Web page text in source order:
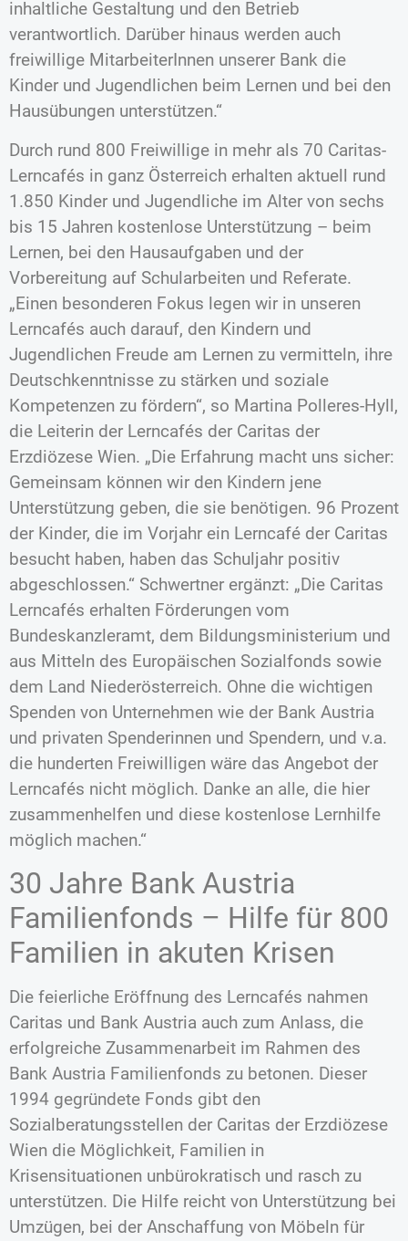
inhaltliche Gestaltung und den Betrieb
verantwortlich. Darüber hinaus werden auch
freiwillige MitarbeiterInnen unserer Bank die
Kinder und Jugendlichen beim Lernen und bei den
Hausübungen unterstützen.“
Durch rund 800 Freiwillige in mehr als 70 Caritas-
Lerncafés in ganz Österreich erhalten aktuell rund
1.850 Kinder und Jugendliche im Alter von sechs
bis 15 Jahren kostenlose Unterstützung – beim
Lernen, bei den Hausaufgaben und der
Vorbereitung auf Schularbeiten und Referate.
„Einen besonderen Fokus legen wir in unseren
Lerncafés auch darauf, den Kindern und
Jugendlichen Freude am Lernen zu vermitteln, ihre
Deutschkenntnisse zu stärken und soziale
Kompetenzen zu fördern“, so Martina Polleres-Hyll,
die Leiterin der Lerncafés der Caritas der
Erzdiözese Wien. „Die Erfahrung macht uns sicher:
Gemeinsam können wir den Kindern jene
Unterstützung geben, die sie benötigen. 96 Prozent
der Kinder, die im Vorjahr ein Lerncafé der Caritas
besucht haben, haben das Schuljahr positiv
abgeschlossen.“ Schwertner ergänzt: „Die Caritas
Lerncafés erhalten Förderungen vom
Bundeskanzleramt, dem Bildungsministerium und
aus Mitteln des Europäischen Sozialfonds sowie
dem Land Niederösterreich. Ohne die wichtigen
Spenden von Unternehmen wie der Bank Austria
und privaten Spenderinnen und Spendern, und v.a.
die hunderten Freiwilligen wäre das Angebot der
Lerncafés nicht möglich. Danke an alle, die hier
zusammenhelfen und diese kostenlose Lernhilfe
möglich machen.“
30 Jahre Bank Austria
Familienfonds – Hilfe für 800
Familien in akuten Krisen
Die feierliche Eröffnung des Lerncafés nahmen
Caritas und Bank Austria auch zum Anlass, die
erfolgreiche Zusammenarbeit im Rahmen des
Bank Austria Familienfonds zu betonen. Dieser
1994 gegründete Fonds gibt den
Sozialberatungsstellen der Caritas der Erzdiözese
Wien die Möglichkeit, Familien in
Krisensituationen unbürokratisch und rasch zu
unterstützen. Die Hilfe reicht von Unterstützung bei
Umzügen, bei der Anschaffung von Möbeln für